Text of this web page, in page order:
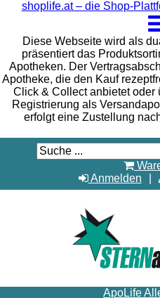
shoplife.at – die Shop-
Diese Webseite wird als
präsentiert das
Apotheken. Der
Apotheke, die den Kauf
Click & Collect anbietet oder
Registrierung als
erfolgt eine Zustellung
Anmelden
ApoLife